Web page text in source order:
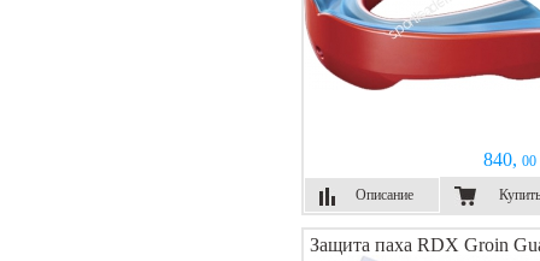
840, 00
Описание
Купить
Защита паха RDX Groin